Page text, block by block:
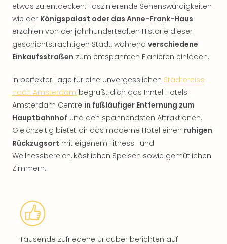
etwas zu entdecken: Faszinierende Sehenswürdigkeiten
wie der Königspalast oder das Anne-Frank-Haus
erzählen von der jahrhundertealten Historie dieser
geschichtsträchtigen Stadt, während verschiedene
Einkaufsstraßen zum entspannten Flanieren einladen.
In perfekter Lage für eine unvergesslichen Städtereise
nach Amsterdam begrüßt dich das Inntel Hotels
Amsterdam Centre in fußläufiger Entfernung zum
Hauptbahnhof und den spannendsten Attraktionen.
Gleichzeitig bietet dir das moderne Hotel einen ruhigen
Rückzugsort mit eigenem Fitness- und
Wellnessbereich, köstlichen Speisen sowie gemütlichen
Zimmern.
Tausende zufriedene Urlauber berichten auf